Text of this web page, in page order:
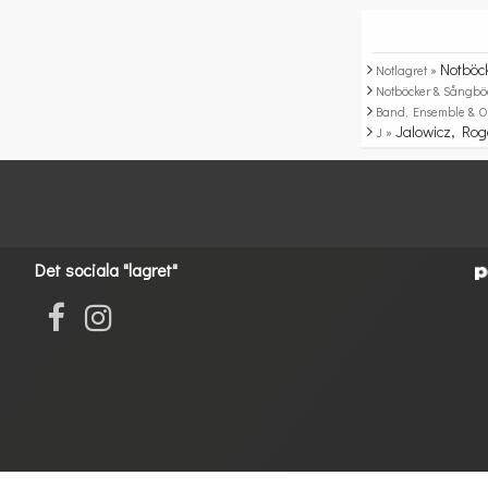
Notlagret »
Notböcker &
Band, Ensemble &
J »Jalowicz,
Det sociala "lagret"